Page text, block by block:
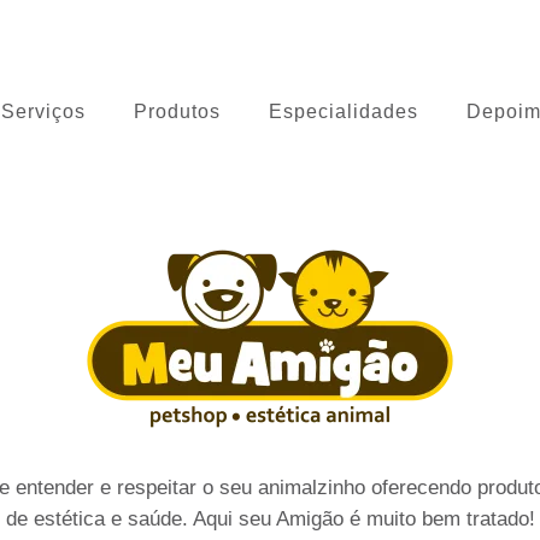
Serviços Produtos Especialidades
entender e respeitar o seu animalzinho oferecendo
de estética e saúde. Aqui seu Amigão é muito bem tratado!